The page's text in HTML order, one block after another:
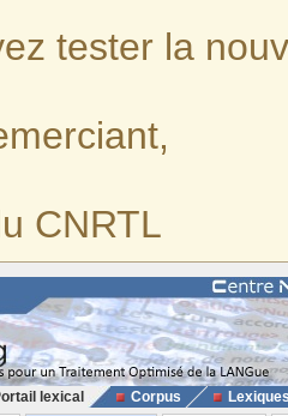
tester la
CNRTL
lexical Corpus